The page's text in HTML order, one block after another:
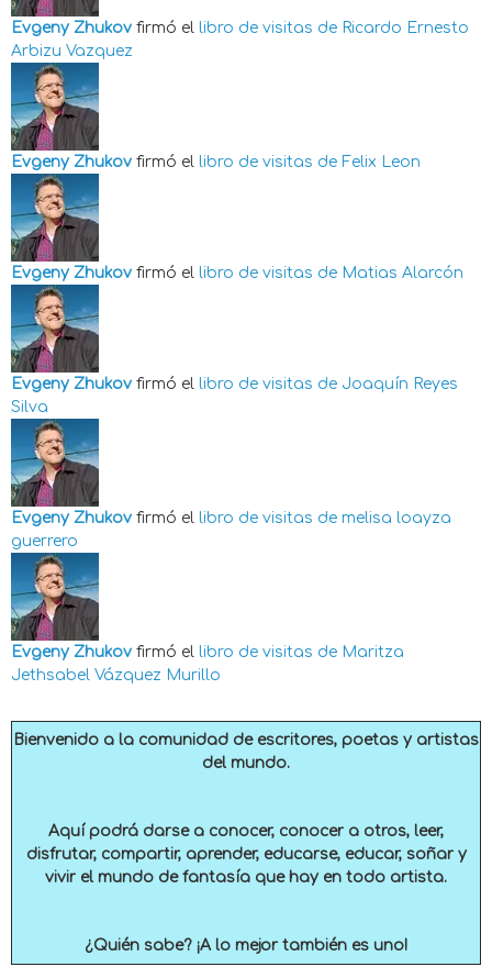
Evgeny Zhukov firmó el libro de visitas de Ricardo Ernesto
Arbizu Vazquez
Evgeny Zhukov firmó el libro de visitas de Felix Leon
Evgeny Zhukov firmó el libro de visitas de Matias Alarcón
Evgeny Zhukov firmó el libro de visitas de Joaquín Reyes
Silva
Evgeny Zhukov firmó el libro de visitas de melisa loayza
guerrero
Evgeny Zhukov firmó el libro de visitas de Maritza
Jethsabel Vázquez Murillo
Bienvenido a la comunidad de escritores, poetas y artistas
del mundo.
Aquí podrá darse a conocer, conocer a otros, leer,
disfrutar, compartir, aprender, educarse, educar, soñar y
vivir el mundo de fantasía que hay en todo artista.
¿Quién sabe? ¡A lo mejor también es uno!